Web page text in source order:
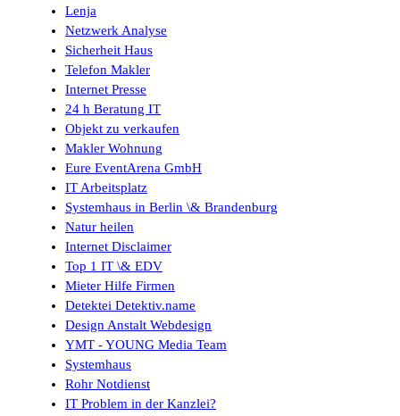
Lenja
Netzwerk Analyse
Sicherheit Haus
Telefon Makler
Internet Presse
24 h Beratung IT
Objekt zu verkaufen
Makler Wohnung
Eure EventArena GmbH
IT Arbeitsplatz
Systemhaus in Berlin \& Brandenburg
Natur heilen
Internet Disclaimer
Top 1 IT \& EDV
Mieter Hilfe Firmen
Detektei Detektiv.name
Design Anstalt Webdesign
YMT - YOUNG Media Team
Systemhaus
Rohr Notdienst
IT Problem in der Kanzlei?